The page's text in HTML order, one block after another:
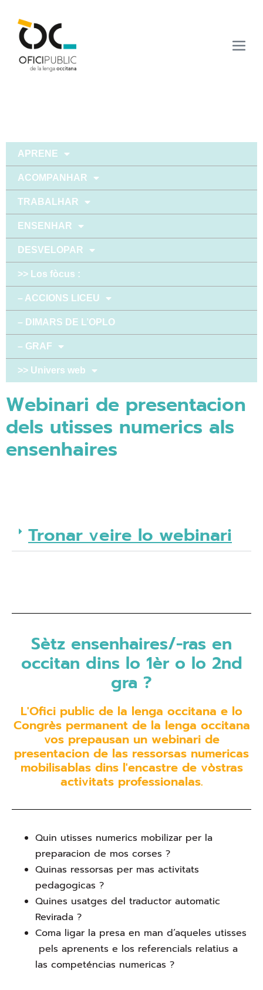
APRENE
ACOMPANHAR
TRABALHAR
ENSENHAR
DESVELOPAR
>> Los fòcus :
– ACCIONS LICEU
– DIMARS DE L’OPLO
– GRAF
>> Univers web
Webinari de presentacion
dels utisses numerics als
ensenhaires
Tronar veire lo webinari
Sètz ensenhaires/-ras en
occitan dins lo 1èr o lo 2nd
gra ?
L'Ofici public de la lenga occitana e lo
Congrès permanent de la lenga occitana
vos prepausan un webinari de
presentacion de las ressorsas numericas
mobilisablas dins l'encastre de vòstras
activitats professionalas.
Quin utisses numerics mobilizar per la
preparacion de mos corses ?
Quinas ressorsas per mas activitats
pedagogicas ?
Quines usatges del traductor automatic
Revirada ?
Coma ligar la presa en man d’aqueles utisses
pels aprenents e los referencials relatius a
las competéncias numericas ?